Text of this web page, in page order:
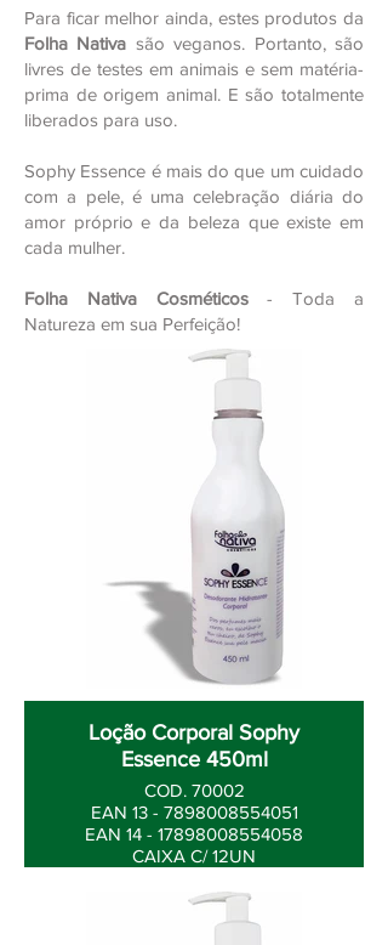
Para ficar melhor ainda, estes produtos da
Folha Nativa são veganos. Portanto, são
livres de testes em animais e sem matéria-
prima de origem animal. E são totalmente
liberados para uso.
Sophy Essence é mais do que um cuidado
com a pele, é uma celebração diária do
amor próprio e da beleza que existe em
cada mulher.
Folha Nativa Cosméticos- Toda a
Natureza em sua Perfeição!
Loção Corporal Sophy
Essence 450ml
COD. 70002
EAN 13 - 7898008554051
EAN 14 - 17898008554058
CAIXA C/ 12UN